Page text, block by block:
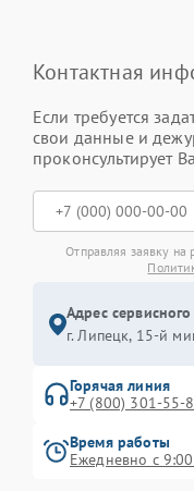
Контактная
Если требуется
свои данные и
проконсультирует
Отправляя заявку на
Адрес
г. Липецк, 15-й
Горячая линия
+7 (800) 301-55-
Время работы
Ежедневно с